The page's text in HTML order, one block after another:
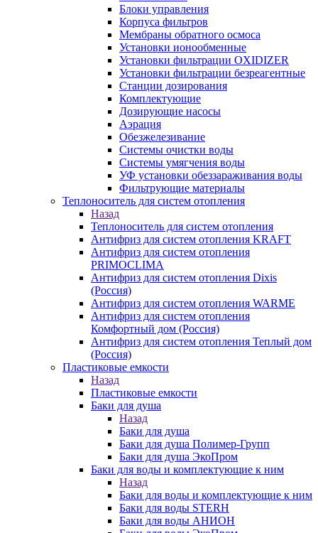
Блоки управления
Корпуса фильтров
Мембраны обратного осмоса
Установки ионообменные
Установки фильтрации OXIDIZER
Установки фильтрации безреагентные
Станции дозирования
Комплектующие
Дозирующие насосы
Аэрация
Обезжелезивание
Системы очистки воды
Системы умягчения воды
УФ установки обеззараживания воды
Фильтрующие материалы
Теплоноситель для систем отопления
Назад
Теплоноситель для систем отопления
Антифриз для систем отопления KRAFT
Антифриз для систем отопления
PRIMOCLIMA
Антифриз для систем отопления Dixis
(Россия)
Антифриз для систем отопления WARME
Антифриз для систем отопления
Комфортный дом (Россия)
Антифриз для систем отопления Теплый дом
(Россия)
Пластиковые емкости
Назад
Пластиковые емкости
Баки для душа
Назад
Баки для душа
Баки для душа Полимер-Групп
Баки для душа ЭкоПром
Баки для воды и комплектующие к ним
Назад
Баки для воды и комплектующие к ним
Баки для воды STERH
Баки для воды АНИОН